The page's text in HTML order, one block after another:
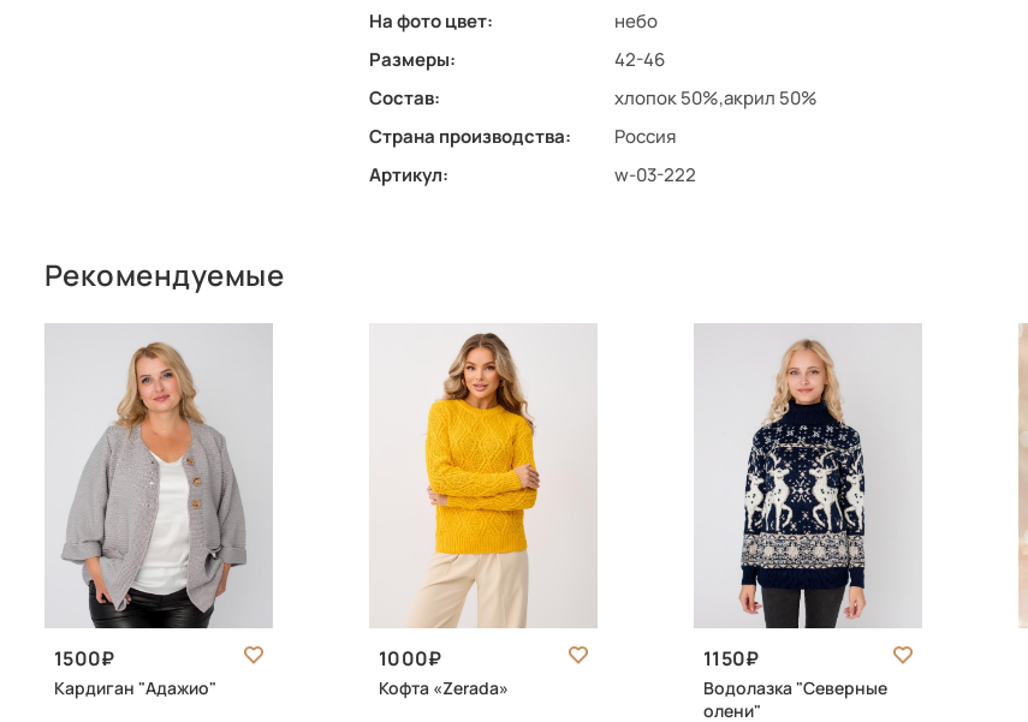
На фото цвет:
небо
Размеры:
42-46
Состав:
хлопок 50%,акрил 50%
Страна производства:
Россия
Артикул:
w-03-222
Рекомендуемые
1500
Кардиган "Адажио"
1000
Кофта «Zerada»
1150
Водолазка "Северные
олени"